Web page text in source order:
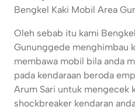
Bengkel Kaki Mobil Area
Oleh sebab itu kami
Gununggede menghimbau
membawa mobil bila anda
pada kendaraan beroda
Arum Sari untuk mengecek
shockbreaker kendaran